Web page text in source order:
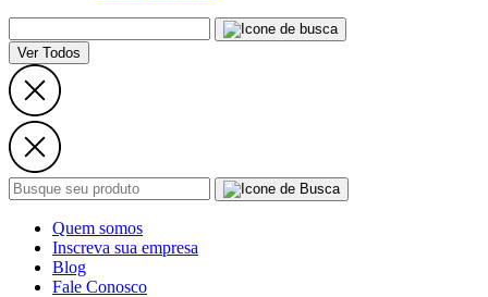
Ver Todos
Quem somos
Inscreva sua empresa
Blog
Fale Conosco